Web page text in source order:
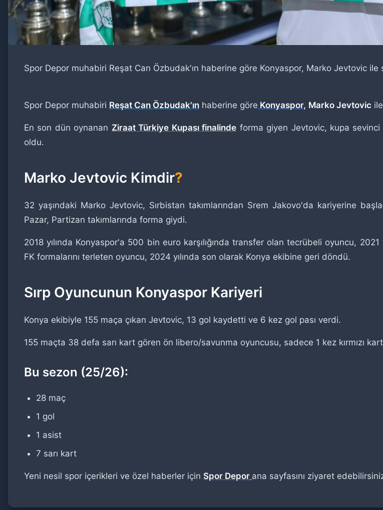
Spor Depor muhabiri Reşat Can Özbudak'ın haberine göre Konyaspor, Marko Jevtovic
Spor Depor muhabiri Reşat Can Özbudak'ın haberine göre Konyaspor, Marko Jevtovic
En son dün oynanan Ziraat Türkiye Kupası finalinde forma giyen Jevtovic, kupa
oldu.
Marko Jevtovic Kimdir?
32 yaşındaki Marko Jevtovic, Sırbistan takımlarından Srem Jakovo'da kariyerine
Pazar, Partizan takımlarında forma giydi.
2018 yılında Konyaspor'a 500 bin euro karşılığında transfer olan tecrübeli oyuncu,
FK formalarını terleten oyuncu, 2024 yılında son olarak Konya ekibine geri döndü.
Sırp Oyuncunun Konyaspor Kariyeri
Konya ekibiyle 155 maça çıkan Jevtovic, 13 gol kaydetti ve 6 kez gol pası verdi.
155 maçta 38 defa sarı kart gören ön libero/savunma oyuncusu, sadece 1 kez kırmızı
Bu sezon (25/26):
28 maç
1 gol
1 asist
7 sarı kart
Yeni nesil spor içerikleri ve özel haberler için Spor Depor ana sayfasını ziyaret